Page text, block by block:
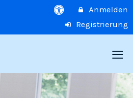
Anmelden
Registrierung